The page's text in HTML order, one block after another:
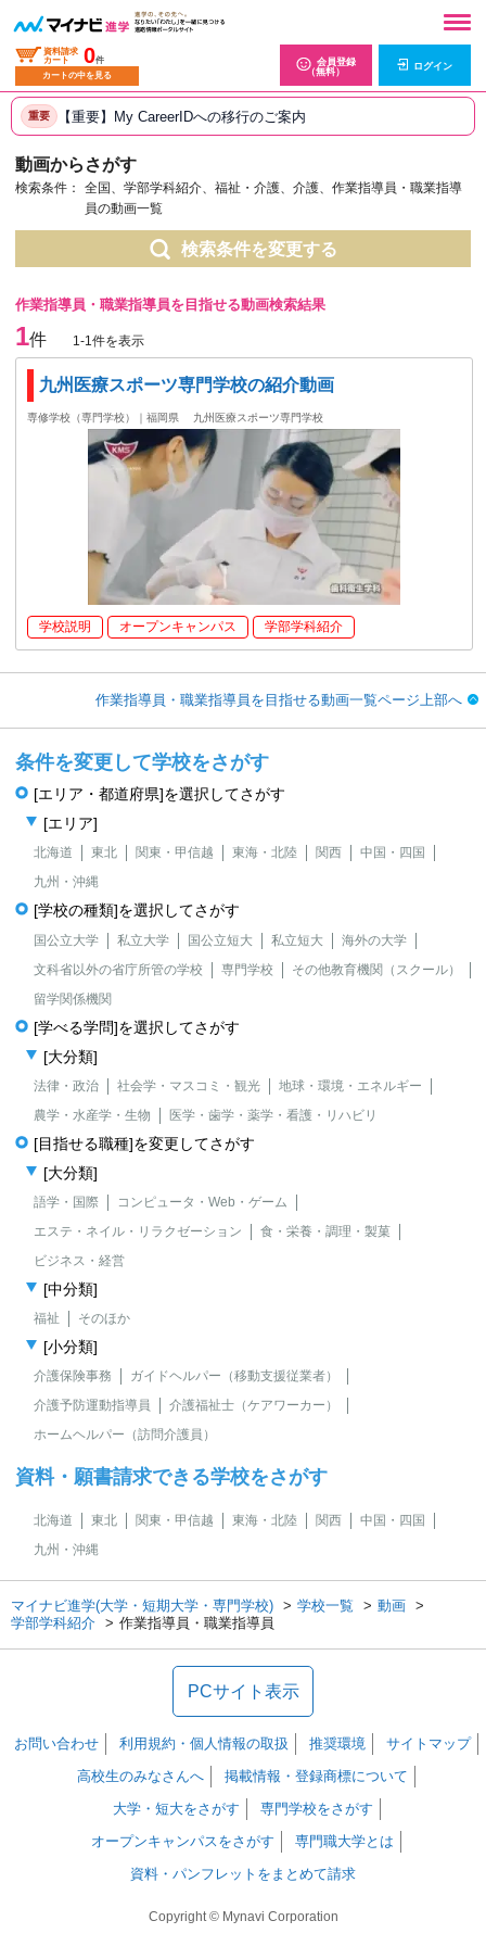
資料請求
カート
0件
カートの中を見る
会員登録
（無料）
ログイン
重要 【重要】My CareerIDへの移行のご案内
動画からさがす
検索条件：
全国、学部学科紹介、福祉・介護、介護、作業指導員・職業指導
員の動画一覧
検索条件を変更する
作業指導員・職業指導員を目指せる動画検索結果
1件 1-1件を表示
九州医療スポーツ専門学校の紹介動画
専修学校（専門学校）｜福岡県 九州医療スポーツ専門学校
学校説明 オープンキャンパス 学部学科紹介
作業指導員・職業指導員を目指せる動画一覧ページ上部へ
条件を変更して学校をさがす
[エリア・都道府県]を選択してさがす
[エリア]
北海道 東北 関東・甲信越 東海・北陸 関西
中国・四国
九州・沖縄
[学校の種類]を選択してさがす
国公立大学 私立大学 国公立短大 私立短大
海外の大学
文科省以外の省庁所管の学校
専門学校
その他教育機関（スクール）
留学関係機関
[学べる学問]を選択してさがす
[大分類]
法律・政治 社会学・マスコミ・観光
地球・環境・エネルギー
農学・水産学・生物
医学・歯学・薬学・看護・リハビリ
[目指せる職種]を変更してさがす
[大分類]
語学・国際
コンピュータ・Web・ゲーム
エステ・ネイル・リラクゼーション
食・栄養・調理・製菓
ビジネス・経営
[中分類]
福祉 そのほか
[小分類]
介護保険事務
ガイドヘルパー（移動支援従業者）
介護予防運動指導員
介護福祉士（ケアワーカー）
ホームヘルパー（訪問介護員）
資料・願書請求できる学校をさがす
北海道 東北 関東・甲信越 東海・北陸 関西
中国・四国
九州・沖縄
マイナビ進学(大学・短期大学・専門学校) 学校一覧
動画
学部学科紹介
作業指導員・職業指導員
PCサイト表示
お問い合わせ 利用規約・個人情報の取扱 推奨環境
サイトマップ
高校生のみなさんへ
掲載情報・登録商標について
大学・短大をさがす
専門学校をさがす
オープンキャンパスをさがす
専門職大学とは
資料・パンフレットをまとめて請求
Copyright © Mynavi Corporation